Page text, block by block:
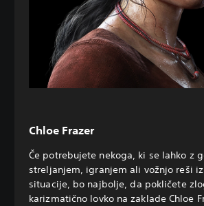
Chloe Frazer
Če potrebujete nekoga, ki se lahko z
streljanjem, igranjem ali vožnjo reši iz
situacije, bo najbolje, da pokličete
karizmatično lovko na zaklade Chloe